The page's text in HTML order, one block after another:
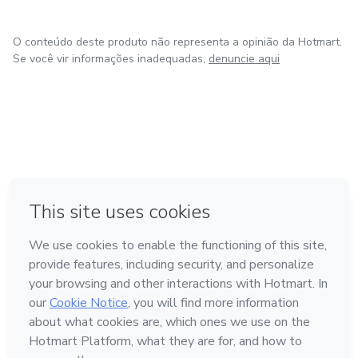
O conteúdo deste produto não representa a opinião da Hotmart.
Se você vir informações inadequadas, denuncie aqui
Feito com ❤ em Bogotá
Conheça a Hotmart
Idioma